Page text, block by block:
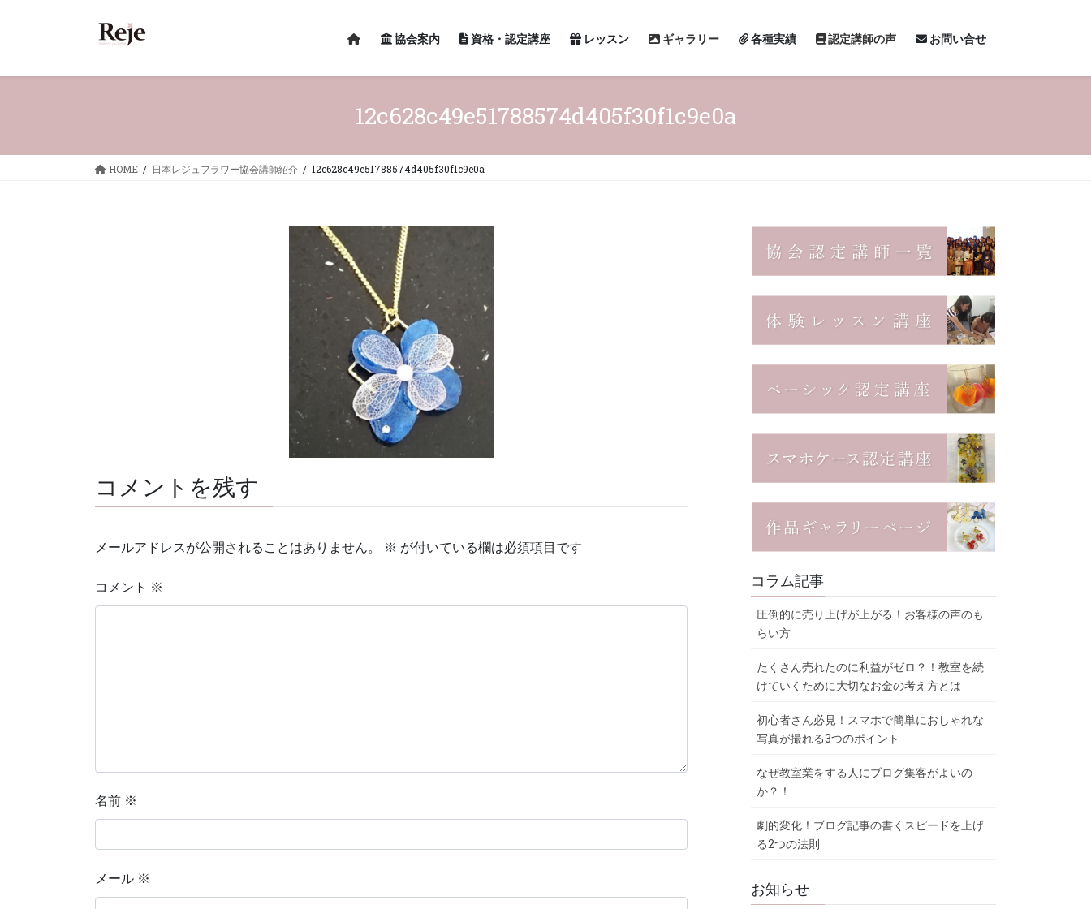
協会案内 資格・認定講座 レッスン ギャラリー 各種実績 認定講師の声 お問い合せ
12c628c49e51788574d405f30f1c9e0a
HOME 日本レジュフラワー協会講師紹介 12c628c49e51788574d405f30f1c9e0a
コメントを残す
メールアドレスが公開されることはありません。 ※ が付いている欄は必須項目です
コメント ※
名前 ※
メール ※
コラム記事
圧倒的に売り上げが上がる！お客様の声のも
らい方
たくさん売れたのに利益がゼロ？！教室を続
けていくために大切なお金の考え方とは
初心者さん必見！スマホで簡単におしゃれな
写真が撮れる3つのポイント
なぜ教室業をする人にブログ集客がよいの
か？！
劇的変化！ブログ記事の書くスピードを上げ
る2つの法則
お知らせ